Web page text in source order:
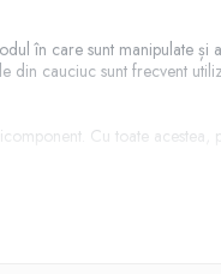
în care sunt manipulate și
cauciuc sunt frecvent
Cu toate acestea,